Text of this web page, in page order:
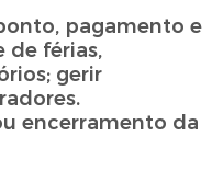
pagamento e
de férias,
gerir
encerramento da